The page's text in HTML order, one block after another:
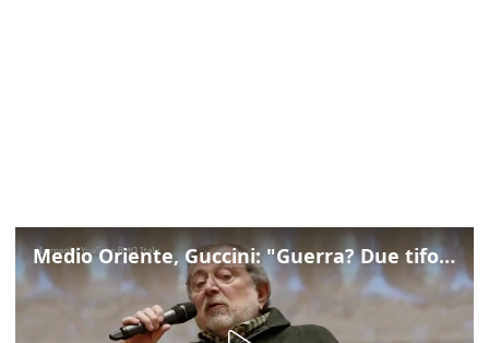
Medio Oriente, Guccini: "Guerra? Due tifoserie che si urlano contro e dimenticano vittime"